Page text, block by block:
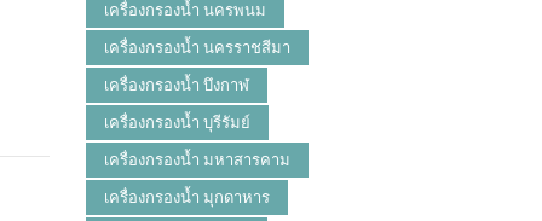
เครื่องกรองน้ำ นครพนม
เครื่องกรองน้ำ นครราชสีมา
เครื่องกรองน้ำ บึงกาฬ
เครื่องกรองน้ำ บุรีรัมย์
เครื่องกรองน้ำ มหาสารคาม
เครื่องกรองน้ำ มุกดาหาร